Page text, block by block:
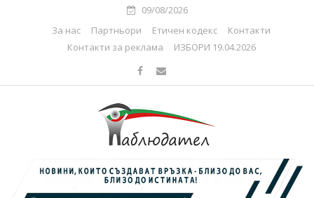
09/08/2026
За нас
Партньори Етичен кодекс
Контакти
Контакти за реклама
ИЗБОРИ 19.04.2026